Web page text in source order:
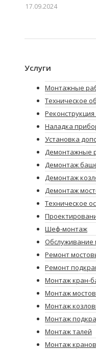
17.09.2024
Услуги
Монтажные
Техническое
Наладка
Установка
Демонтажные
Демонтаж
Демонтаж
Демонтаж
Техническое
Шеф-монтаж
Обслуживание
Ремонт
Ремонт
Монтаж кран-
Монтаж
Монтаж
Монтаж
Монтаж талей
Монтаж